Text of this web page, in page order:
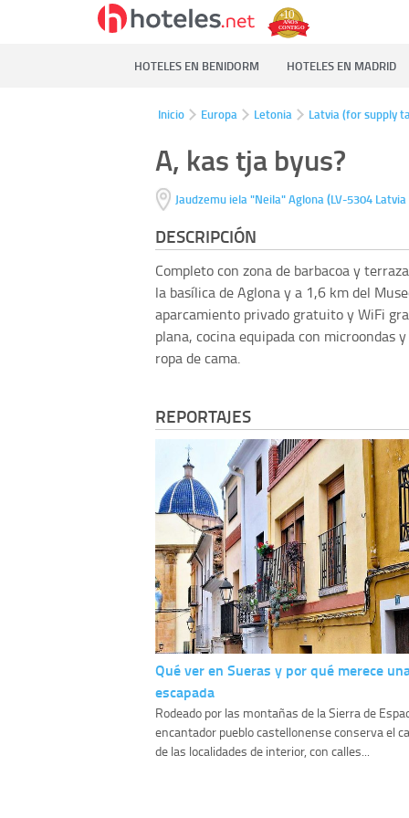
HOTELES EN BENIDORM HOTELES EN MADRID
Inicio Europa Letonia Latvia (for supply
A, kas tja byus?
Jaudzemu iela "Neila"Aglona(LV-5304
DESCRIPCIÓN
Completo con zona de barbacoa y
la basílica de Aglona y a 1,6 km del
aparcamiento privado gratuito y WiFi
plana, cocina equipada con microondas
ropa de cama.
REPORTAJES
Qué ver en Sueras y por qué merece
escapada
Rodeado por las montañas de la Sierra de
encantador pueblo castellonense conserva el
de las localidades de interior, con calles...